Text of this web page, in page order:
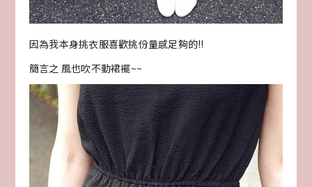
因為我本身挑衣服喜歡挑份量感足夠的!!
簡言之 風也吹不動裙襬~~